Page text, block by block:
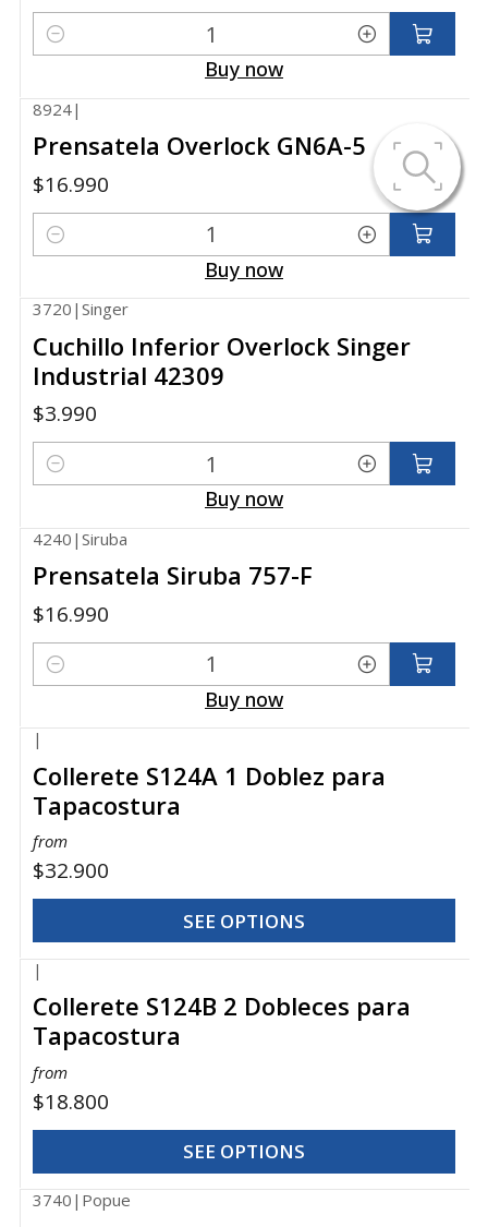
Quantity
Buy now
8924|
Prensatela Overlock GN6A-5
$16.990
Quantity
Buy now
3720 |Singer
Cuchillo Inferior Overlock Singer
Industrial 42309
$3.990
Quantity
Buy now
4240 |Siruba
Prensatela Siruba 757-F
$16.990
Quantity
Buy now
|
Collerete S124A 1 Doblez para
Tapacostura
from
$32.900
SEE OPTIONS
|
Collerete S124B 2 Dobleces para
Tapacostura
from
$18.800
SEE OPTIONS
3740 | Popue